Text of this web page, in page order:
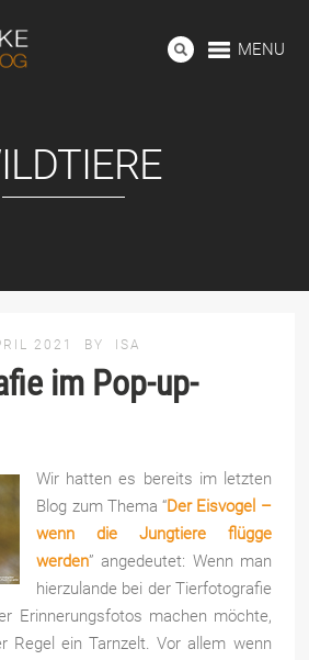
MENU
2021 BY ISA
im Pop-up-
Wir hatten es bereits im letzten
Blog zum Thema “Der Eisvogel –
wenn die Jungtiere flügge
werden” angedeutet: Wenn man
hierzulande bei der Tierfotografie
Erinnerungsfotos machen möchte,
Regel ein Tarnzelt. Vor allem wenn